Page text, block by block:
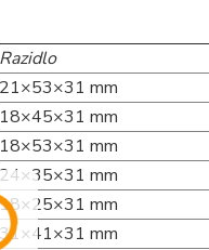
Razidlo
21×53×31 mm
18×45×31 mm
18×53×31 mm
24×35×31 mm
mm
31×41×31 mm